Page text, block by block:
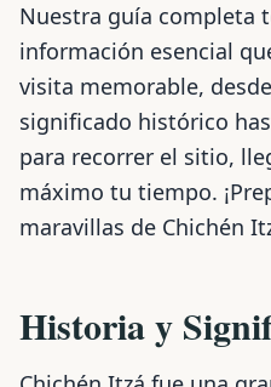
Nuestra guía completa
información esencial
visita memorable,
significado histórico
para recorrer el sitio,
máximo tu tiempo.
maravillas de Chichén
Historia y